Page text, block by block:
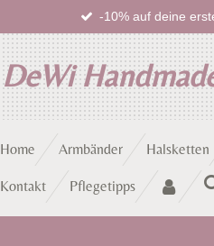
-10% auf deine
DeWi
Home Armbänder Halsketten
Kontakt Pflegetipps